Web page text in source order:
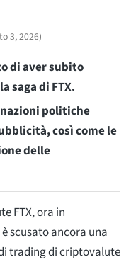
3, 2026)
di aver subito
saga di FTX.
politiche
così come le
delle
FTX, ora in
scusato ancora una
trading di criptovalute